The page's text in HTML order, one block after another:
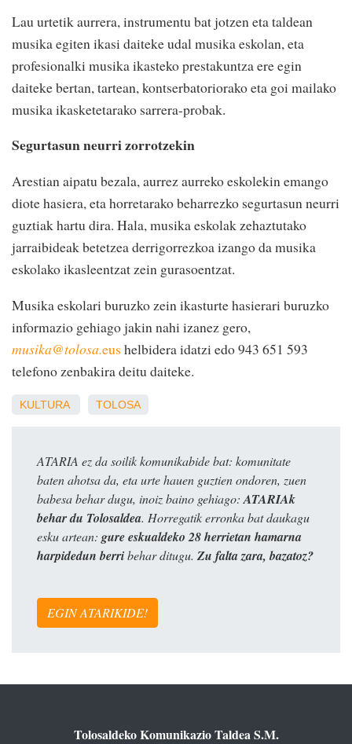
Lau urtetik aurrera, instrumentu bat jotzen eta taldean
musika egiten ikasi daiteke udal musika eskolan, eta
profesionalki musika ikasteko prestakuntza ere egin
daiteke bertan, tartean, kontserbatoriorako eta goi mailako
musika ikasketetarako sarrera-probak.
Segurtasun neurri zorrotzekin
Arestian aipatu bezala, aurrez aurreko eskolekin emango
diote hasiera, eta horretarako beharrezko segurtasun neurri
guztiak hartu dira. Hala, musika eskolak zehaztutako
jarraibideak betetzea derrigorrezkoa izango da musika
eskolako ikasleentzat zein gurasoentzat.
Musika eskolari buruzko zein ikasturte hasierari buruzko
informazio gehiago jakin nahi izanez gero,
musika@tolosa.eus helbidera idatzi edo 943 651 593
telefono zenbakira deitu daiteke.
KULTURA TOLOSA
ATARIA ez da soilik komunikabide bat: komunitate
baten ahotsa da, eta urte hauen guztien ondoren, zuen
babesa behar dugu, inoiz baino gehiago: ATARIAk
behar du Tolosaldea. Horregatik erronka bat daukagu
esku artean: gure eskualdeko 28 herrietan hamarna
harpidedun berribehar ditugu. Zu falta zara, bazatoz?
EGIN ATARIKIDE!
Tolosaldeko Komunikazio Taldea S.M.